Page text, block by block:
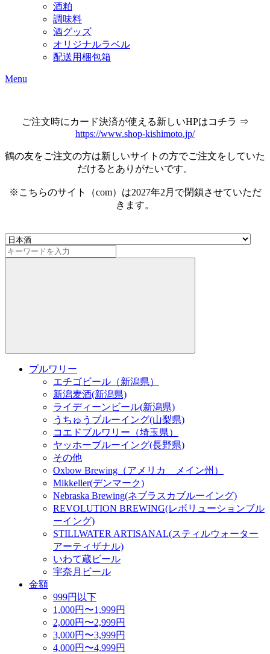
酒粕
調味料
酒グッズ
オリジナルラベル
配送用梱包箱
Menu
ご注文時にカード決済が使える新しいHPはコチラ ⇒
https://www.shop-kishimoto.jp/
鶴の友をご注文の方は新しいサイトの方でご注文をしていた
だけるとありがたいです。
※こちらのサイト（com）は2027年2月で閉鎖させていただ
きます。
ブルワリー
エチゴビール（新潟県）
新潟麦酒(新潟県)
ライディーンビール(新潟県)
うちゅうブルーイング(山梨県)
コエドブルワリー（埼玉県）
ヤッホーブルーイング(長野県)
その他
Oxbow Brewing（アメリカ メイン州）
Mikkeller(デンマーク)
Nebraska Brewing(ネブラスカブルーイング)
REVOLUTION BREWING(レボリューションブル
ーイング)
STILLWATER ARTISANAL(スティルウォーター
アーティザナル)
いわて蔵ビール
宇奈月ビール
金額
999円以下
1,000円〜1,999円
2,000円〜2,999円
3,000円〜3,999円
4,000円〜4,999円